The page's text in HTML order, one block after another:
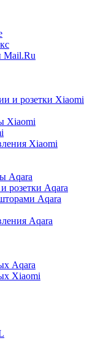
Mail.Ru
и розетки Xiaomi
Xiaomi
Xiaomi
Aqara
розетки Aqara
Aqara
Aqara
Aqara
Xiaomi